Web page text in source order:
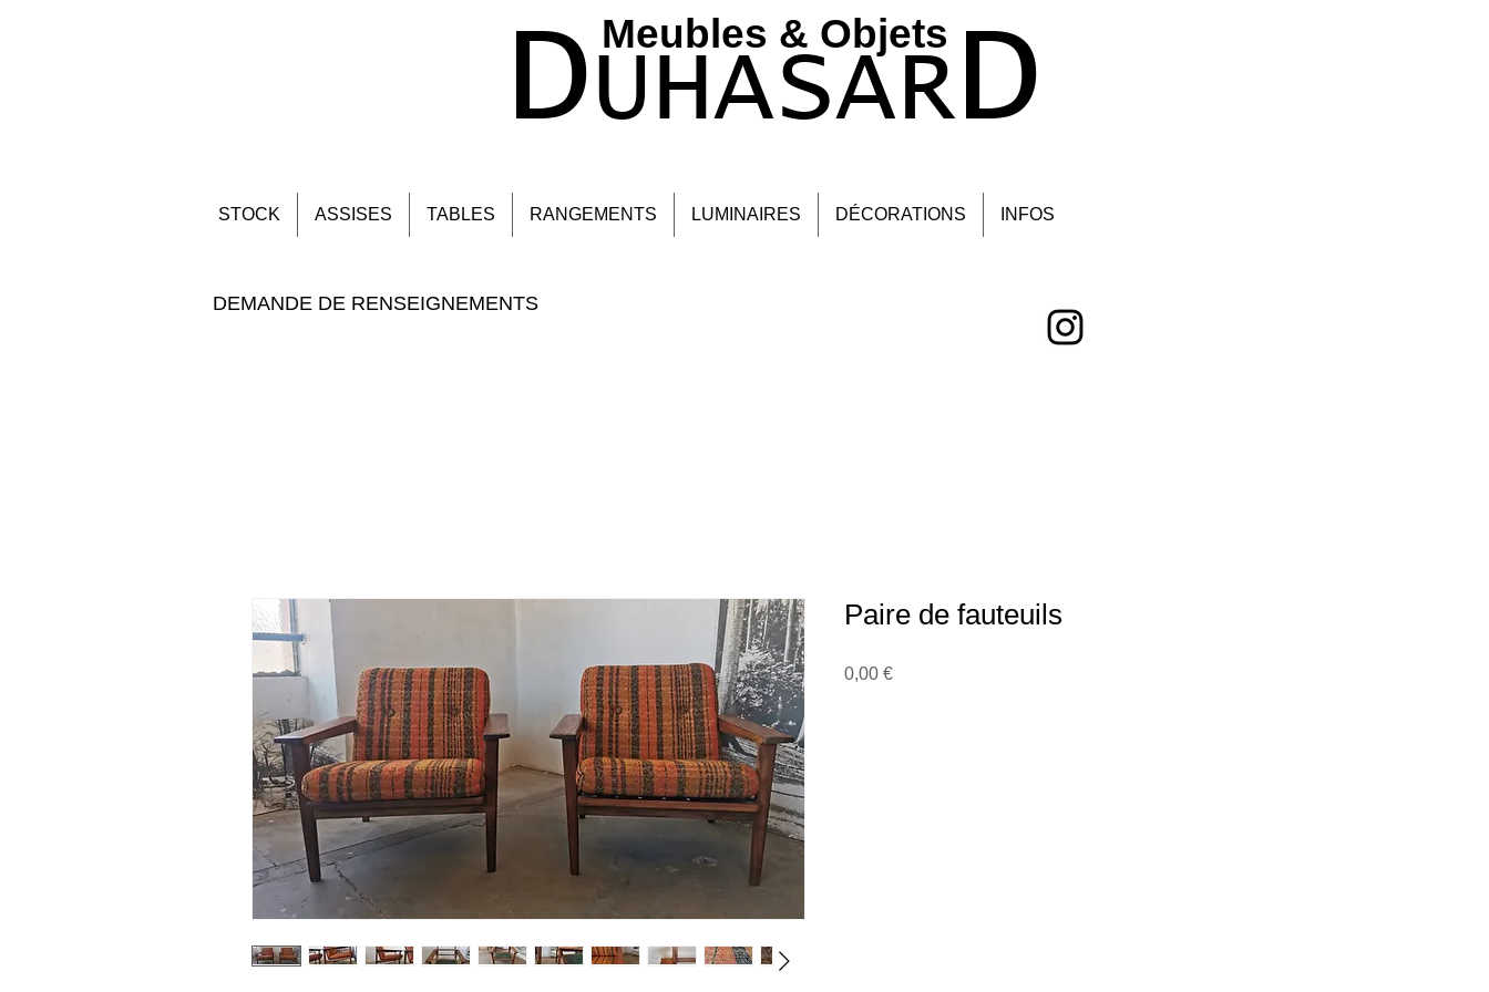
Meubles & Objets ​
DUHASARD
STOCK ASSISES TABLES RANGEMENTS LUMINAIRES DÉCORATIONS INFOS
DEMANDE DE RENSEIGNEMENTS
Paire de fauteuils
0,00 €Prix